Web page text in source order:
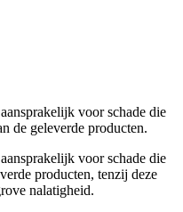
voor schade die
de geleverde producten.
voor schade die
producten, tenzij deze
nalatigheid.